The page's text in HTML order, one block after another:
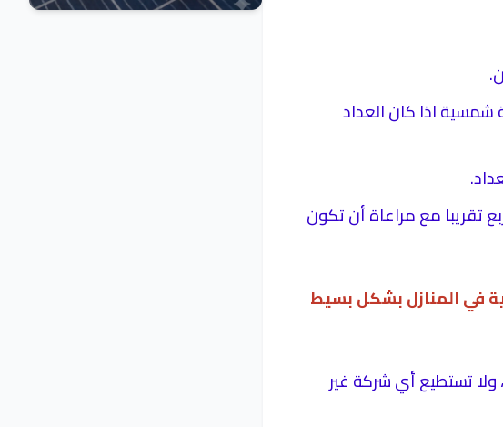
اذا كان العداد
يحتاج مساحة على السطح تساوي ٨ متر مربع تقريبا مع مراعاة أن تكون
في المنازل بشكل بسيط
ولا تستطيع أي شركة غير